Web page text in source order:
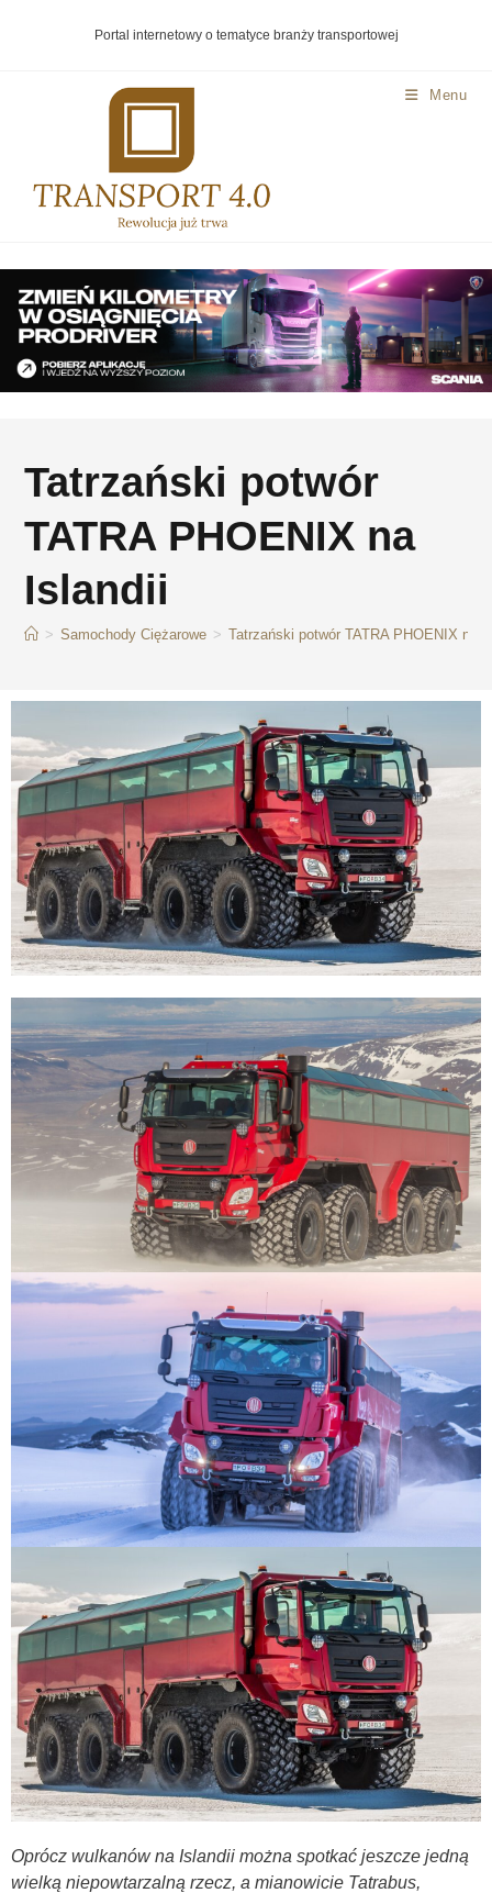
Portal internetowy o tematyce branży transportowej
Menu
Tatrzański potwór
TATRA PHOENIX na
Islandii
> Samochody Ciężarowe > Tatrzański potwór TATRA PHOENIX na
Oprócz wulkanów na Islandii można spotkać jeszcze jedną
wielką niepowtarzalną rzecz, a mianowicie Tatrabus,